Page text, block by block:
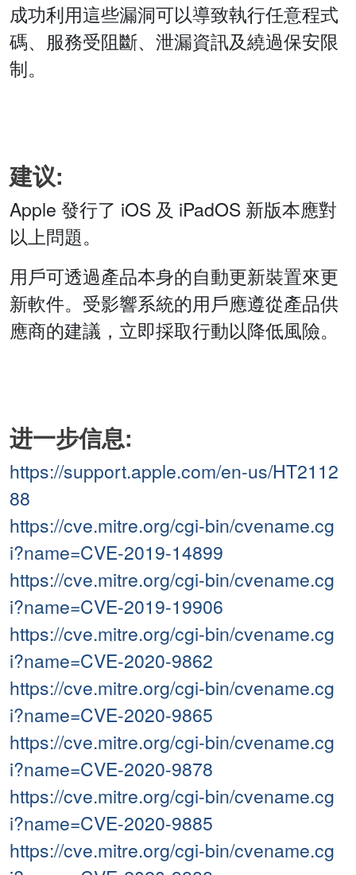
成功利用這些漏洞可以導致執行任意程式
碼、服務受阻斷、泄漏資訊及繞過保安限
制。
建议:
Apple 發行了 iOS 及 iPadOS 新版本應對
以上問題。
用戶可透過產品本身的自動更新裝置來更
新軟件。受影響系統的用戶應遵從產品供
應商的建議，立即採取行動以降低風險。
进一步信息:
https://support.apple.com/en-us/HT2112
88
https://cve.mitre.org/cgi-bin/cvename.cg
i?name=CVE-2019-14899
https://cve.mitre.org/cgi-bin/cvename.cg
i?name=CVE-2019-19906
https://cve.mitre.org/cgi-bin/cvename.cg
i?name=CVE-2020-9862
https://cve.mitre.org/cgi-bin/cvename.cg
i?name=CVE-2020-9865
https://cve.mitre.org/cgi-bin/cvename.cg
i?name=CVE-2020-9878
https://cve.mitre.org/cgi-bin/cvename.cg
i?name=CVE-2020-9885
https://cve.mitre.org/cgi-bin/cvename.cg